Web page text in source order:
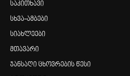
საკითხავი
სხვა-ამბები
სიახლეები
მთავარი
ჯანსაღი ცხოვრების წესი